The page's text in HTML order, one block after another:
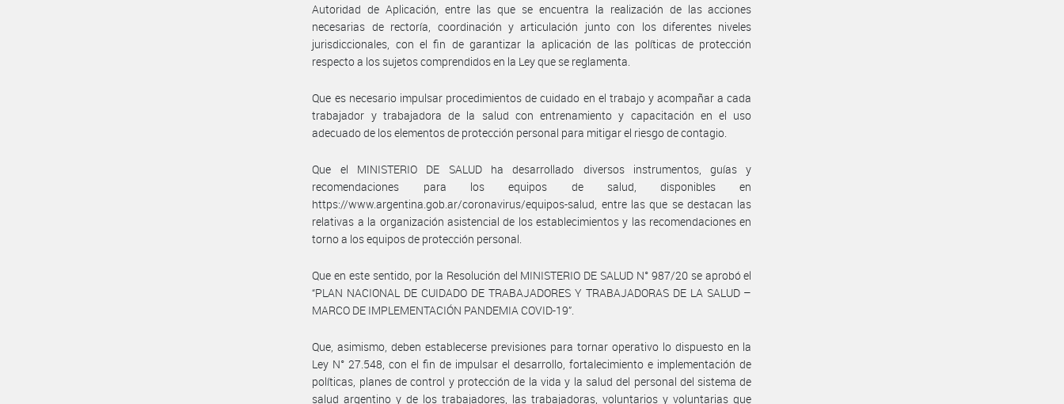
Autoridad de Aplicación, entre las que se encuentra la realización de las acciones
necesarias de rectoría, coordinación y articulación junto con los diferentes niveles
jurisdiccionales, con el fin de garantizar la aplicación de las políticas de protección
respecto a los sujetos comprendidos en la Ley que se reglamenta.
Que es necesario impulsar procedimientos de cuidado en el trabajo y acompañar a cada
trabajador y trabajadora de la salud con entrenamiento y capacitación en el uso
adecuado de los elementos de protección personal para mitigar el riesgo de contagio.
Que el MINISTERIO DE SALUD ha desarrollado diversos instrumentos, guías y
recomendaciones para los equipos de salud, disponibles en
https://www.argentina.gob.ar/coronavirus/equipos-salud, entre las que se destacan las
relativas a la organización asistencial de los establecimientos y las recomendaciones en
torno a los equipos de protección personal.
Que en este sentido, por la Resolución del MINISTERIO DE SALUD N° 987/20 se aprobó el
“PLAN NACIONAL DE CUIDADO DE TRABAJADORES Y TRABAJADORAS DE LA SALUD –
MARCO DE IMPLEMENTACIÓN PANDEMIA COVID-19”.
Que, asimismo, deben establecerse previsiones para tornar operativo lo dispuesto en la
Ley N° 27.548, con el fin de impulsar el desarrollo, fortalecimiento e implementación de
políticas, planes de control y protección de la vida y la salud del personal del sistema de
salud argentino y de los trabajadores, las trabajadoras, voluntarios y voluntarias que